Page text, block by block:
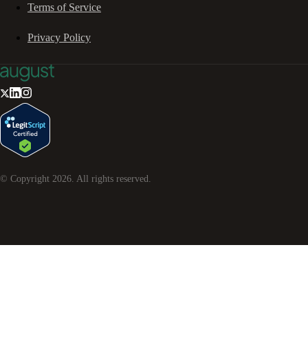
Terms of Service
Privacy Policy
© Copyright 2026 . All rights reserved.